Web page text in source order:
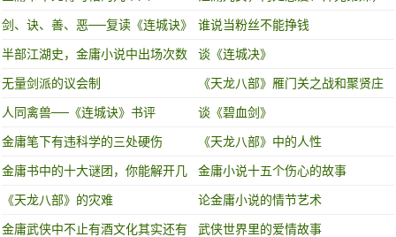
近水楼台
剑、诀、善、恶──复读《连城诀》 谁说当粉丝不能挣钱
半部江湖史，金庸小说中出场次数
最多的门派
谈《连城决》
无量剑派的议会制
《天龙八部》雁门关之战和聚贤庄
之战谁的含金量更高！
人同禽兽──《连城诀》书评 谈《碧血剑》
金庸笔下有违科学的三处硬伤 《天龙八部》中的人性
金庸书中的十大谜团，你能解开几
个？
金庸小说十五个伤心的故事
《天龙八部》的灾难 论金庸小说的情节艺术
金庸武侠中不止有酒文化其实还有
武侠世界里的爱情故事